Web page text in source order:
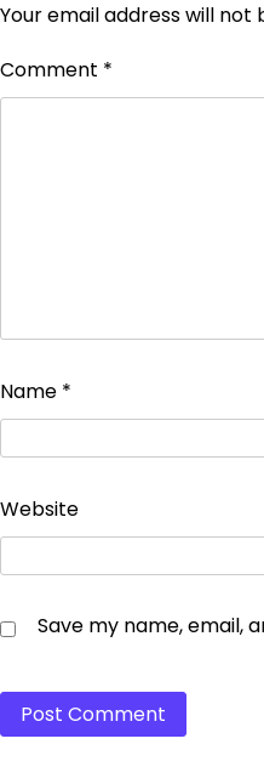
Your email address will not
Comment *
Name *
Website
Save my name, email,